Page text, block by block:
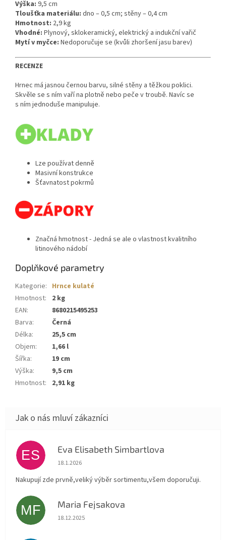
Výška: 9,5 cm
Tloušťka materiálu: dno – 0,5 cm; stěny – 0,4 cm
Hmotnost: 2,9 kg
Vhodné: Plynový, sklokeramický, elektrický a indukční vařič
Mytí v myčce: Nedoporučuje se (kvůli zhoršení jasu barev)
RECENZE
Hrnec má jasnou černou barvu, silné stěny a těžkou poklici.
Skvěle se s ním vaří na plotně nebo peče v troubě. Navíc se
s ním jednoduše manipuluje.
Lze používat denně
Masivní konstrukce
Šťavnatost pokrmů
Značná hmotnost - Jedná se ale o vlastnost kvalitního
litinového nádobí
Doplňkové parametry
Kategorie: Hrnce kulaté
Hmotnost:
2 kg
EAN:
8680215495253
Barva:
Černá
Délka:
25,5 cm
Objem:
1,66 l
Šířka:
19 cm
Výška:
9,5 cm
Hmotnost: 2,91 kg
ES Eva Elisabeth Simbartlova
Hodnocení obchodu je 5 z 5 hvězdiček.
18.1.2026
Nakupují zde prvně,veliký výběr sortimentu,všem doporučuji.
MF Maria Fejsakova
Hodnocení obchodu je 5 z 5 hvězdiček.
18.12.2025